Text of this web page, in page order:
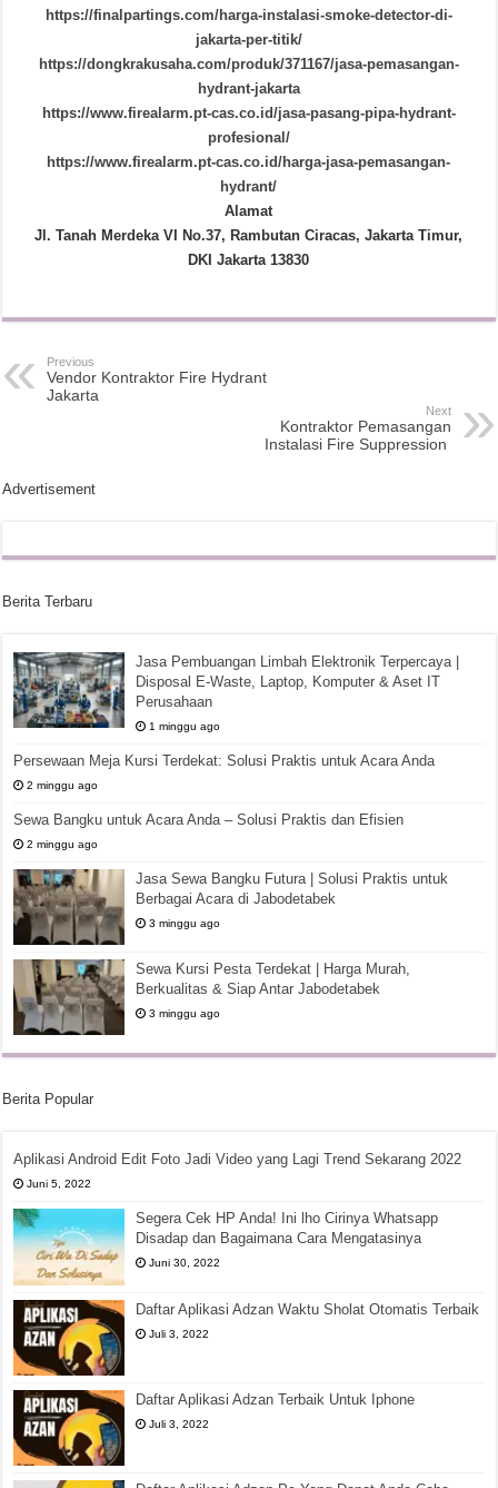
https://finalpartings.com/harga-instalasi-smoke-detector-di-
jakarta-per-titik/
https://dongkrakusaha.com/produk/371167/jasa-pemasangan-
hydrant-jakarta
https://www.firealarm.pt-cas.co.id/jasa-pasang-pipa-hydrant-
profesional/
https://www.firealarm.pt-cas.co.id/harga-jasa-pemasangan-
hydrant/
Alamat
Jl. Tanah Merdeka VI No.37, Rambutan Ciracas, Jakarta Timur,
DKI Jakarta 13830
Previous
Vendor Kontraktor Fire Hydrant
Jakarta
Next
Kontraktor Pemasangan
Instalasi Fire Suppression
Advertisement
Berita Terbaru
Jasa Pembuangan Limbah Elektronik Terpercaya |
Disposal E-Waste, Laptop, Komputer & Aset IT
Perusahaan
1 minggu ago
Persewaan Meja Kursi Terdekat: Solusi Praktis untuk Acara Anda
2 minggu ago
Sewa Bangku untuk Acara Anda – Solusi Praktis dan Efisien
2 minggu ago
Jasa Sewa Bangku Futura | Solusi Praktis untuk
Berbagai Acara di Jabodetabek
3 minggu ago
Sewa Kursi Pesta Terdekat | Harga Murah,
Berkualitas & Siap Antar Jabodetabek
3 minggu ago
Berita Popular
Aplikasi Android Edit Foto Jadi Video yang Lagi Trend Sekarang 2022
Juni 5, 2022
Segera Cek HP Anda! Ini lho Cirinya Whatsapp
Disadap dan Bagaimana Cara Mengatasinya
Juni 30, 2022
Daftar Aplikasi Adzan Waktu Sholat Otomatis Terbaik
Juli 3, 2022
Daftar Aplikasi Adzan Terbaik Untuk Iphone
Juli 3, 2022